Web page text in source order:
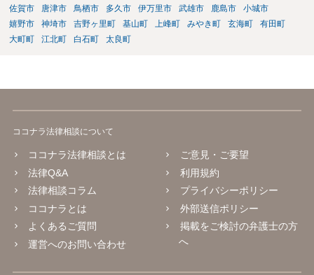
佐賀市
唐津市 鳥栖市 多久市 伊万里市 武雄市 鹿島市
小城市
嬉野市
神埼市 吉野ヶ里町 基山町 上峰町 みやき町 玄海町
有田町
大町町
江北町 白石町 太良町
ココナラ法律相談について
ココナラ法律相談とは
法律Q&A
法律相談コラム
ココナラとは
よくあるご質問
運営へのお問い合わせ
ご意見・ご要望
利用規約
プライバシーポリシー
外部送信ポリシー
掲載をご検討の弁護士の方
へ